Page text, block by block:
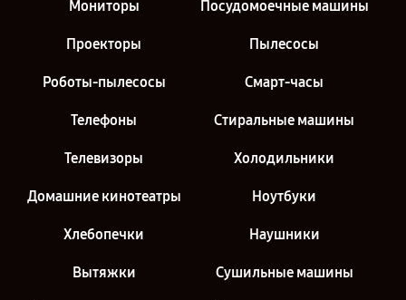
Мониторы Посудомоечные машины
Проекторы Пылесосы
Роботы-пылесосы Смарт-часы
Телефоны Стиральные машины
Телевизоры Холодильники
Домашние кинотеатры Ноутбуки
Хлебопечки Наушники
Вытяжки Сушильные машины